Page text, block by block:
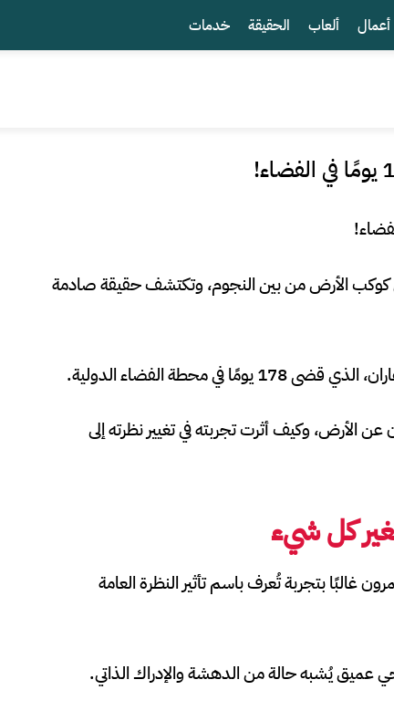
أعمال ألعاب الحقيقة خدمات
كوكب الأرض من بين النجوم، وتكتشف حقيقة صادمة
محطة الفضاء الدولية.
الأرض، وكيف أثرت تجربته في تغيير نظرته إلى
كل شيء
غالبًا بتجربة تُعرف باسم تأثير النظرة العامة
يُشبه حالة من الدهشة والإدراك الذاتي.